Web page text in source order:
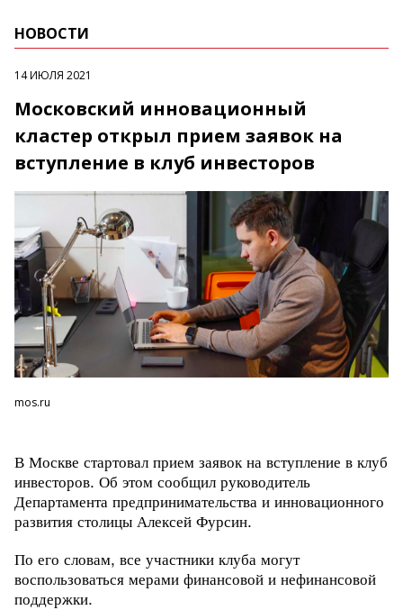
НОВОСТИ
14 ИЮЛЯ 2021
Московский инновационный
кластер открыл прием заявок на
вступление в клуб инвесторов
mos.ru
В Москве стартовал прием заявок на вступление в клуб
инвесторов. Об этом сообщил руководитель
Департамента предпринимательства и инновационного
развития столицы Алексей Фурсин.
По его словам, все участники клуба могут
воспользоваться мерами финансовой и нефинансовой
поддержки.